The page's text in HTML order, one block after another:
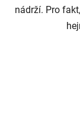
nádrží. Pro